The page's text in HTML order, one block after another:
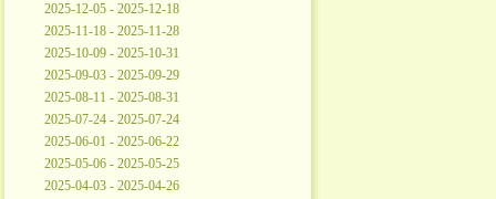
2025-12-05 - 2025-12-18
2025-11-18 - 2025-11-28
2025-10-09 - 2025-10-31
2025-09-03 - 2025-09-29
2025-08-11 - 2025-08-31
2025-07-24 - 2025-07-24
2025-06-01 - 2025-06-22
2025-05-06 - 2025-05-25
2025-04-03 - 2025-04-26